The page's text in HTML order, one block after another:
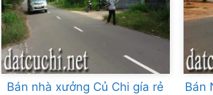
Bán nhà xưởng Củ Chi gía rẻ
Bán